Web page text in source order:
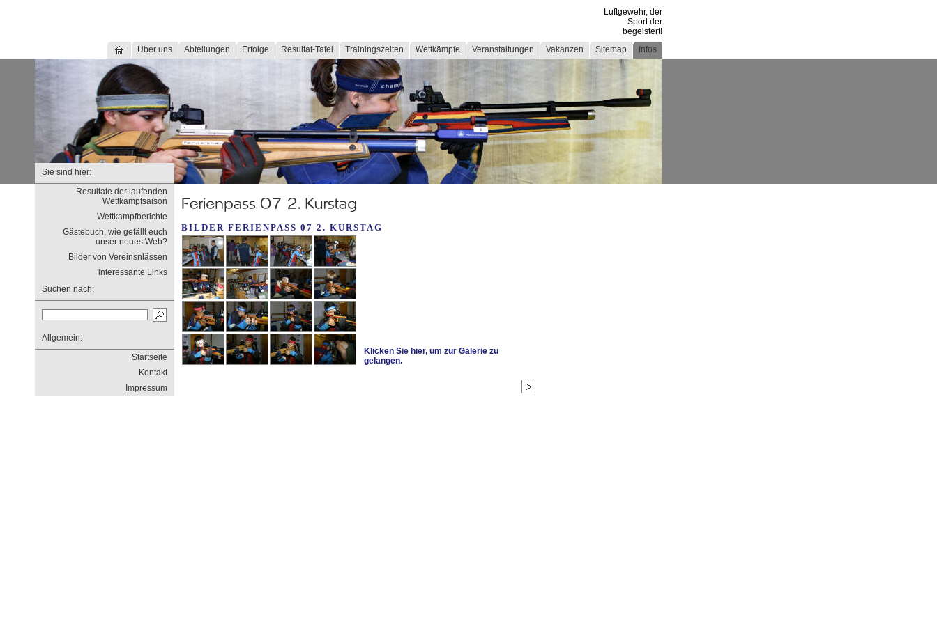
Luftgewehr, der
Sport der
begeistert!
Über uns
Abteilungen Erfolge Resultat-Tafel Trainingszeiten Wettkämpfe Veranstaltungen Vakanzen Sitemap Infos
Sie sind hier:
Resultate der laufenden
Wettkampfsaison
Wettkampfberichte
Gästebuch, wie gefällt euch
unser neues Web?
Bilder von Vereinsnlässen
interessante Links
Suchen nach:
Allgemein:
Startseite
Kontakt
Impressum
BILDER FERIENPASS 07 2. KURSTAG
Klicken Sie hier, um zur Galerie zu
gelangen.